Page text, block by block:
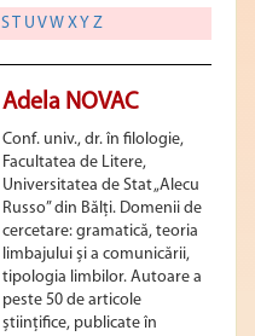
S T U VW X Y Z
Adela NOVAC
Conf. univ., dr. în filologie,
Facultatea de Litere,
Universitatea de Stat „Alecu
Russo” din Bălţi. Domenii de
cercetare: gramatică, teoria
limbajului și a comunicării,
tipologia limbilor. Autoare a
peste 50 de articole
științifice, publicate în